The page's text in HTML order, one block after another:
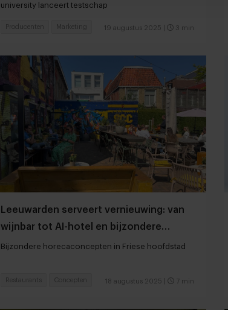
university lanceert testschap
19 augustus 2025 3 min
Producenten Marketing
Leeuwarden serveert vernieuwing: van
wijnbar tot AI-hotel en bijzondere
bakery
Bijzondere horecaconcepten in Friese hoofdstad
18 augustus 2025 7 min
Restaurants Concepten